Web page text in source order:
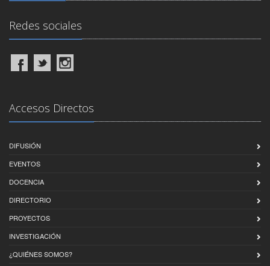
Redes sociales
Accesos Directos
DIFUSIÓN
EVENTOS
DOCENCIA
DIRECTORIO
PROYECTOS
INVESTIGACIÓN
¿QUIÉNES SOMOS?